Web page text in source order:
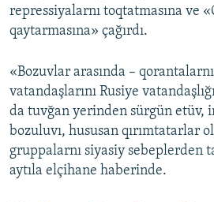
Русский
Українською
QOŞULIÑIZ!
RFE/RS bütün saytları
repressiyalarnı toqtatmasına ve
qaytarmasına» çağırdı.
«Bozuvlar arasında –
vatandaşlarını Rusiye
da tuvğan yerinden sürgün etüv,
bozuluvı, hususan qırımtatarlar
gruppalarnı siyasiy sebeplerden
aytıla elçihane haberinde.